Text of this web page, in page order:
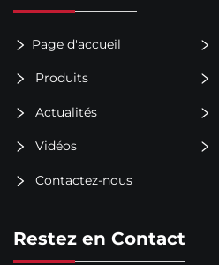
Page d'accueil
Produits
Actualités
Vidéos
Contactez-nous
Restez en Contact